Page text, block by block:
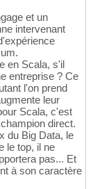
et un
intervenant
en Scala, s'il
entreprise ? Ce
l'on prend
leur
Scala, c'est
direct.
du Big Data, le
le top, il ne
pas... Et
à son caractère